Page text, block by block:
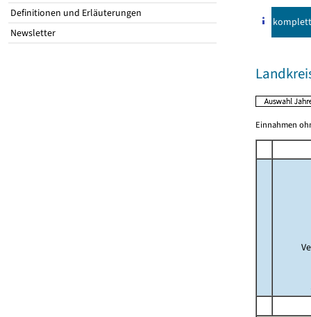
Definitionen und Erläuterungen
Newsletter
komplett
Einnahmen